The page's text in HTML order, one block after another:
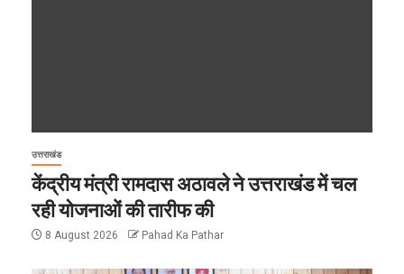
उत्तराखंड
केंद्रीय मंत्री रामदास अठावले ने उत्तराखंड में चल
रही योजनाओं की तारीफ की
8 August 2026 Pahad Ka Pathar